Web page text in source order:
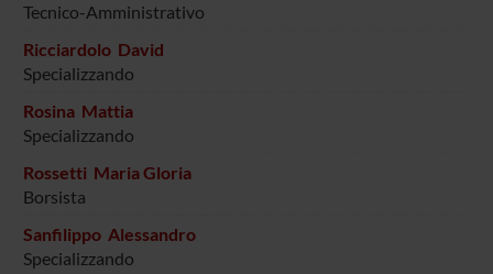
Tecnico-Amministrativo
Ricciardolo David
Specializzando
Rosina Mattia
Specializzando
Rossetti Maria Gloria
Borsista
Sanfilippo Alessandro
Specializzando